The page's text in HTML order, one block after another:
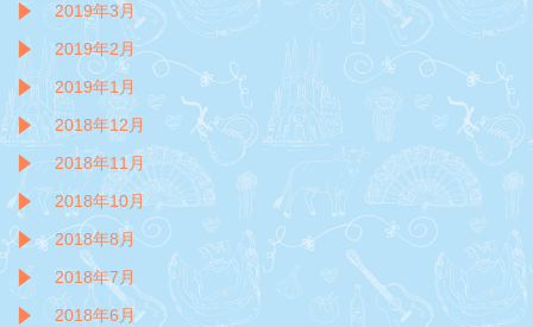
2019年3月
2019年2月
2019年1月
2018年12月
2018年11月
2018年10月
2018年8月
2018年7月
2018年6月